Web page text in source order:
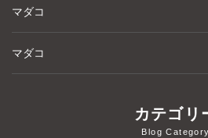
マダコ
マダコ
カテゴリ
Blog Category